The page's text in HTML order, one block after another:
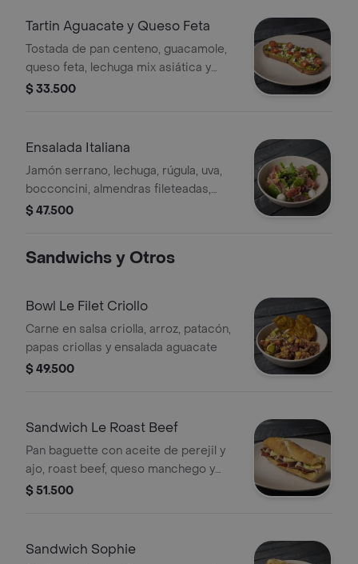
Tartin Aguacate y Queso Feta
Tostada de pan centeno, guacamole,
queso feta, lechuga mix asiática y
tomate cherry
$ 33.500
Ensalada Italiana
Jamón serrano, lechuga, rúgula, uva,
bocconcini, almendras fileteadas,
reducción balsámico
$ 47.500
Sandwichs y Otros
Bowl Le Filet Criollo
Carne en salsa criolla, arroz, patacón,
papas criollas y ensalada aguacate
$ 49.500
Sandwich Le Roast Beef
Pan baguette con aceite de perejil y
ajo, roast beef, queso manchego y
tomates secos.
$ 51.500
Sandwich Sophie